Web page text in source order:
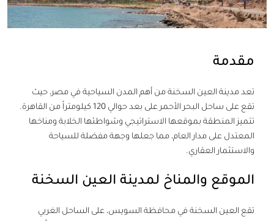
مقدمة
مدينة العين السخنةمن أهم المدن السياحية في مصر، حيث
تقع على ساحل البحر الأحمر على بعد حوالي 120 كيلومتراً من القاهرة.
تتميز المنطقة بموقعها الاستراتيجي وشواطئها الخلابة ومناخها
المعتدل على مدار العام، مما جعلها وجهة مفضلة للسياحة
والاستثمار العقاري.
الموقع والمناخ لمدينة العين السخنة
تقع العين السخنة في محافظة السويس، على الساحل الغربي